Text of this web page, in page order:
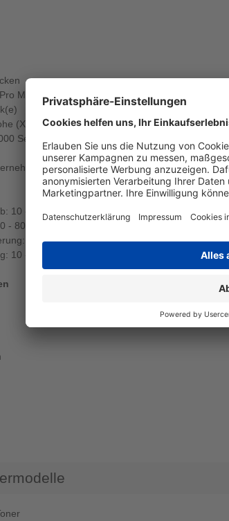
M377, M452, M477
(XL-) Ausbeute
Seiten
10 - 32,5 °C
- 80%
-20 - 40 °C
10 - 80%